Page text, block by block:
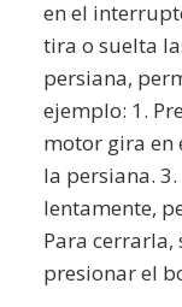
en el
tira o suelta
persiana,
ejemplo: 1.
motor gira en
la persiana.
lentamente,
Para cerrarla,
presionar el